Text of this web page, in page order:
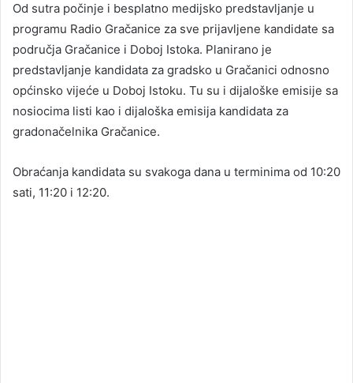
Od sutra počinje i besplatno medijsko predstavljanje u
programu Radio Gračanice za sve prijavljene kandidate sa
područja Gračanice i Doboj Istoka. Planirano je
predstavljanje kandidata za gradsko u Gračanici odnosno
općinsko vijeće u Doboj Istoku. Tu su i dijaloške emisije sa
nosiocima listi kao i dijaloška emisija kandidata za
gradonačelnika Gračanice.
Obraćanja kandidata su svakoga dana u terminima od 10:20
sati, 11:20 i 12:20.